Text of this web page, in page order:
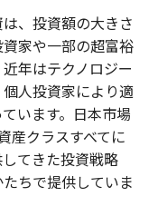
、投資額の大きさ
家や一部の超富裕
年はテクノロジー
人投資家により適
います。日本市場
産クラスすべてに
てきた投資戦略
ちで提供していま